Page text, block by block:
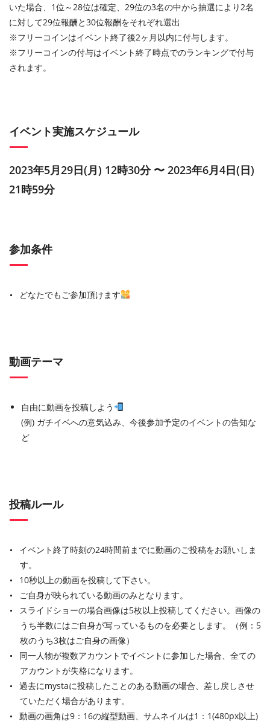
いた場合、1位～28位は確定、29位の3名の中から抽選により2名
に対して29位報酬と30位報酬をそれぞれ選出
※フリーコインはイベント終了後2ヶ月以内に付与します。
※フリーコインの付与はイベント終了時点でのランキングで付与
されます。
イベント実施スケジュール
2023年5月29日(月) 12時30分 〜 2023年6月4日(日)
21時59分
参加条件
どなたでもご参加頂けます
動画テーマ
自由に動画を投稿しよう
(例) ガチイベへの意気込み、今後参加予定のイベントの告知な
ど
投稿ルール
イベント終了時刻の24時間前までに動画のご投稿をお願いしま
す。
10秒以上の動画を投稿して下さい。
ご自身が映られている動画のみとなります。
スライドショーの場合画像は5枚以上投稿してください。画像の
うち半数にはご自身が写っているものを必要とします。（例：5
枚のうち3枚はご自身の画像）
同一人物が複数アカウントでイベントに参加した場合、全ての
アカウントが失格になります。
過去にmystaに投稿したことのある動画の場合、差し戻しさせ
ていただく場合があります。
動画の画角は9：16の縦型動画、サムネイルは1：1(480px以上)